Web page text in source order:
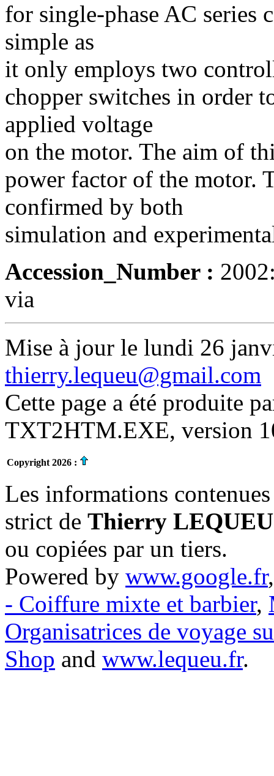
for single-phase AC series
simple as
it only employs two
chopper switches in order
applied voltage
on the motor. The aim of
power factor of the motor.
confirmed by both
simulation and
Accession_Number :
via
Mise à jour le lundi 26
thierry.lequeu@gmail.com
Cette page a été produite
TXT2HTM.EXE, version
Copyright 2026 :
Les informations
strict de Thierry LEQUEU
ou copiées par un tiers.
Powered by www.google.fr
- Coiffure mixte et barbier,
Organisatrices de voyage
Shop and www.lequeu.fr.